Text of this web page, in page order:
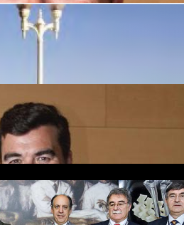
es ya nuestro presente
un referente en traumatología,